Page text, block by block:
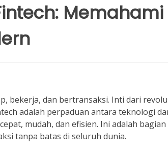
Memahami
bekerja, dan bertransaksi. Inti dari
adalah perpaduan antara teknologi
mudah, dan efisien. Ini adalah
tanpa batas di seluruh dunia.